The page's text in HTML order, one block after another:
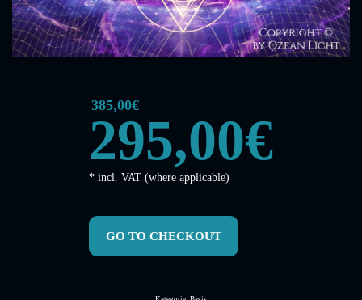
385,00€
295,00€
* incl. VAT (where applicable)
GO TO CHECKOUT